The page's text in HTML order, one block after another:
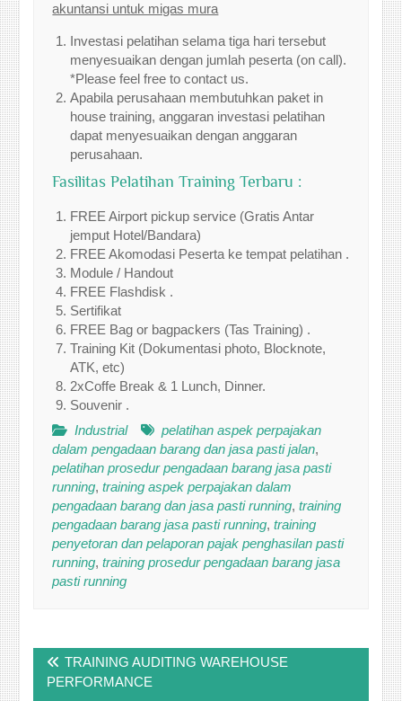
akuntansi untuk migas mura
Investasi pelatihan selama tiga hari tersebut
menyesuaikan dengan jumlah peserta (on call).
*Please feel free to contact us.
Apabila perusahaan membutuhkan paket in
house training, anggaran investasi pelatihan
dapat menyesuaikan dengan anggaran
perusahaan.
Fasilitas Pelatihan Training Terbaru :
FREE Airport pickup service (Gratis Antar
jemput Hotel/Bandara)
FREE Akomodasi Peserta ke tempat pelatihan .
Module / Handout
FREE Flashdisk .
Sertifikat
FREE Bag or bagpackers (Tas Training) .
Training Kit (Dokumentasi photo, Blocknote,
ATK, etc)
2xCoffe Break & 1 Lunch, Dinner.
Souvenir .
Industrial
pelatihan aspek perpajakan
dalam pengadaan barang dan jasa pasti jalan,
pelatihan prosedur pengadaan barang jasa pasti
running,training aspek perpajakan dalam
pengadaan barang dan jasa pasti running,training
pengadaan barang jasa pasti running,training
penyetoran dan pelaporan pajak penghasilan pasti
running,training prosedur pengadaan barang jasa
pasti running
navigation
TRAINING AUDITING WAREHOUSE
PERFORMANCE